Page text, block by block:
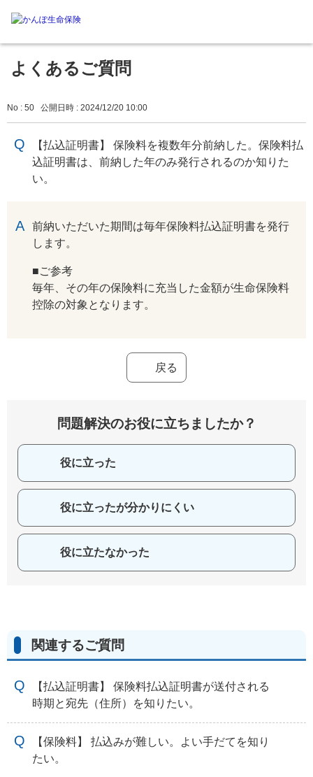
よくあるご質問
No : 50 公開日時 : 2024/12/20 10:00
【払込証明書】 保険料を複数年分前納した。保険料払
込証明書は、前納した年のみ発行されるのか知りた
い。
前納いただいた期間は毎年保険料払込証明書を発行
します。
■ご参考
毎年、その年の保険料に充当した金額が生命保険料
控除の対象となります。
戻る
問題解決のお役に立ちましたか？
役に立った
役に立ったが分かりにくい
役に立たなかった
関連するご質問
【払込証明書】 保険料払込証明書が送付される
時期と宛先（住所）を知りたい。
【保険料】 払込みが難しい。よい手だてを知り
たい。